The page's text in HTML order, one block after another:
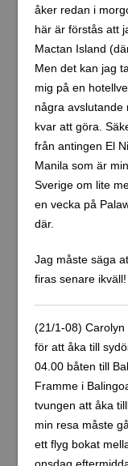
åker redan i
här är förstås att
Mactan Island
Men det kan jag
mig på en
några avslutande
kvar att göra.
från antingen El
Manila som är
Sverige om lite
en vecka på
där.
Jag måste säga
firas senare
(21/1-08)
för att åka till
04.00 båten till
Framme i
tvungen att åka
min resa måste
ett flyg bokat